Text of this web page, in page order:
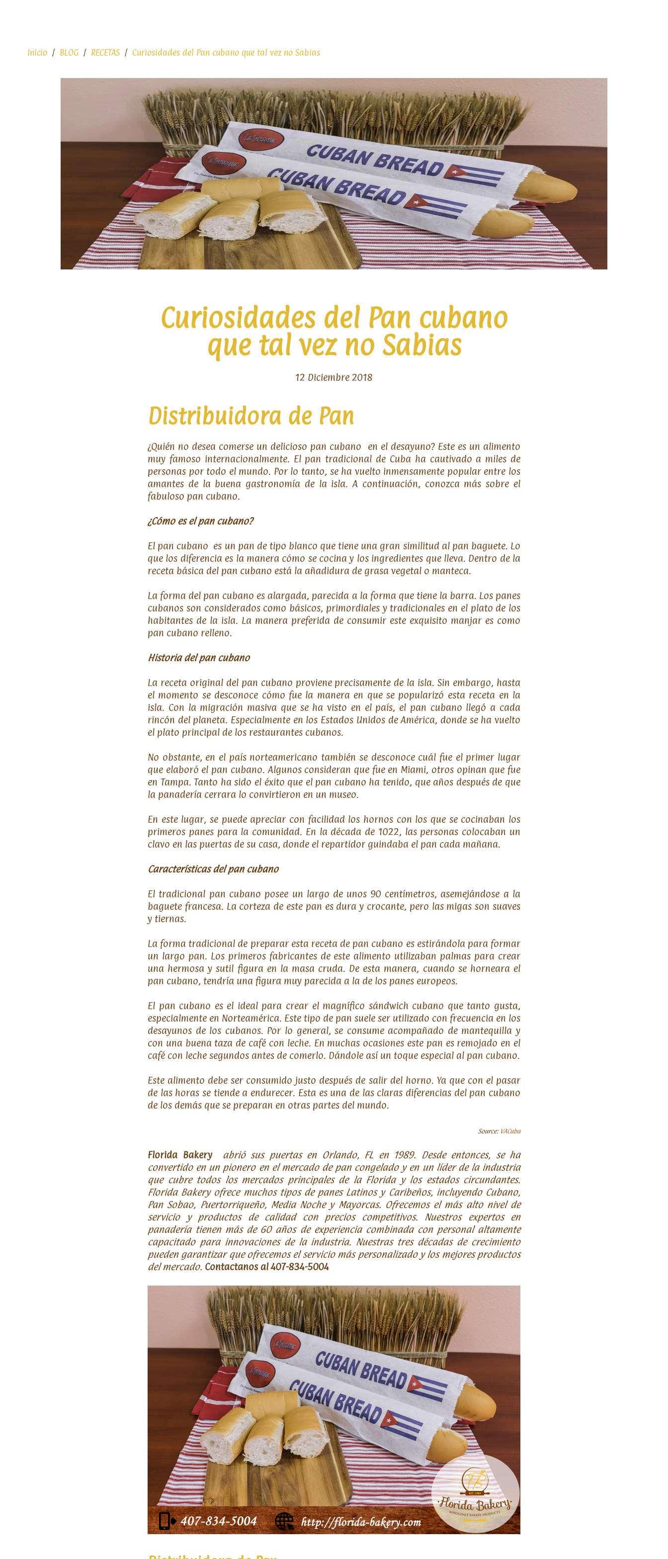
Inicio BLOG RECETAS Curiosidades del Pan cubano que tal vez no Sabias
Curiosidades del Pan cubano
que tal vez no Sabias
12 Diciembre 2018
Distribuidora de Pan
¿Quién no desea comerse un delicioso pan cubano en el desayuno? Este es un alimento
muy famoso internacionalmente. El pan tradicional de Cuba ha cautivado a miles de
personas por todo el mundo. Por lo tanto, se ha vuelto inmensamente popular entre los
amantes de la buena gastronomía de la isla. A continuación, conozca más sobre el
fabuloso pan cubano.
¿Cómo es el pan cubano?
El pan cubano es un pan de tipo blanco que tiene una gran similitud al pan baguete. Lo
que los diferencia es la manera cómo se cocina y los ingredientes que lleva. Dentro de la
receta básica del pan cubano está la añadidura de grasa vegetal o manteca.
La forma del pan cubano es alargada, parecida a la forma que tiene la barra. Los panes
cubanos son considerados como básicos, primordiales y tradicionales en el plato de los
habitantes de la isla. La manera preferida de consumir este exquisito manjar es como
pan cubano relleno.
Historia del pan cubano
La receta original del pan cubano proviene precisamente de la isla. Sin embargo, hasta
el momento se desconoce cómo fue la manera en que se popularizó esta receta en la
isla. Con la migración masiva que se ha visto en el país, el pan cubano llegó a cada
rincón del planeta. Especialmente en los Estados Unidos de América, donde se ha vuelto
el plato principal de los restaurantes cubanos.
No obstante, en el país norteamericano también se desconoce cuál fue el primer lugar
que elaboró el pan cubano. Algunos consideran que fue en Miami, otros opinan que fue
en Tampa. Tanto ha sido el éxito que el pan cubano ha tenido, que años después de que
la panadería cerrara lo convirtieron en un museo.
En este lugar, se puede apreciar con facilidad los hornos con los que se cocinaban los
primeros panes para la comunidad. En la década de 1022, las personas colocaban un
clavo en las puertas de su casa, donde el repartidor guindaba el pan cada mañana.
Características del pan cubano
El tradicional pan cubano posee un largo de unos 90 centímetros, asemejándose a la
baguete francesa. La corteza de este pan es dura y crocante, pero las migas son suaves
y tiernas.
La forma tradicional de preparar esta receta de pan cubano es estirándola para formar
un largo pan. Los primeros fabricantes de este alimento utilizaban palmas para crear
una hermosa y sutil figura en la masa cruda. De esta manera, cuando se horneara el
pan cubano, tendría una figura muy parecida a la de los panes europeos.
El pan cubano es el ideal para crear el magnífico sándwich cubano que tanto gusta,
especialmente en Norteamérica. Este tipo de pan suele ser utilizado con frecuencia en los
desayunos de los cubanos. Por lo general, se consume acompañado de mantequilla y
con una buena taza de café con leche. En muchas ocasiones este pan es remojado en el
café con leche segundos antes de comerlo. Dándole así un toque especial al pan cubano.
Este alimento debe ser consumido justo después de salir del horno. Ya que con el pasar
de las horas se tiende a endurecer. Esta es una de las claras diferencias del pan cubano
de los demás que se preparan en otras partes del mundo.
Source: VACuba
Florida Bakeryabrió sus puertas en Orlando, FL en 1989. Desde entonces, se ha
convertido en un pionero en el mercado de pan congelado y en un líder de la industria
que cubre todos los mercados principales de la Florida y los estados circundantes.
Florida Bakery ofrece muchos tipos de panes Latinos y Caribeños, incluyendo Cubano,
Pan Sobao, Puertorriqueño, Media Noche y Mayorcas. Ofrecemos el más alto nivel de
servicio y productos de calidad con precios competitivos. Nuestros expertos en
panadería tienen más de 60 años de experiencia combinada con personal altamente
capacitado para innovaciones de la industria. Nuestras tres décadas de crecimiento
pueden garantizar que ofrecemos el servicio más personalizado y los mejores productos
del mercado. Contactanos al 407-834-5004